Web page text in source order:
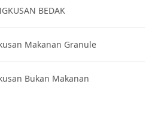
BEDAK
Makanan Granule
Bukan Makanan